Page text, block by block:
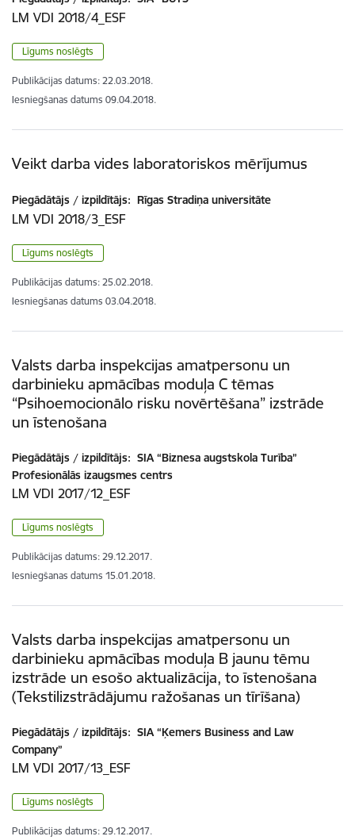
LM VDI 2018/4_ESF
Līgums noslēgts
Publikācijas datums: 22.03.2018.
Iesniegšanas datums 09.04.2018.
Veikt darba vides laboratoriskos mērījumus
Piegādātājs / izpildītājs: Rīgas Stradiņa universitāte
LM VDI 2018/3_ESF
Līgums noslēgts
Publikācijas datums: 25.02.2018.
Iesniegšanas datums 03.04.2018.
Valsts darba inspekcijas amatpersonu un
darbinieku apmācības moduļa C tēmas
“Psihoemocionālo risku novērtēšana” izstrāde
un īstenošana
Piegādātājs / izpildītājs: SIA “Biznesa augstskola Turība”
Profesionālās izaugsmes centrs
LM VDI 2017/12_ESF
Līgums noslēgts
Publikācijas datums: 29.12.2017.
Iesniegšanas datums 15.01.2018.
Valsts darba inspekcijas amatpersonu un
darbinieku apmācības moduļa B jaunu tēmu
izstrāde un esošo aktualizācija, to īstenošana
(Tekstilizstrādājumu ražošanas un tīrīšana)
Piegādātājs / izpildītājs: SIA “Ķemers Business and Law
Company”
LM VDI 2017/13_ESF
Līgums noslēgts
Publikācijas datums: 29.12.2017.